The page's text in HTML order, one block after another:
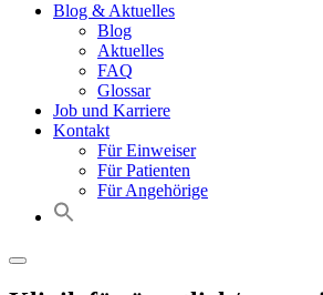
Blog & Aktuelles
Blog
Aktuelles
FAQ
Glossar
Job und Karriere
Kontakt
Für Einweiser
Für Patienten
Für Angehörige